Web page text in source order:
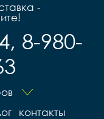
-
8-980-
контакты